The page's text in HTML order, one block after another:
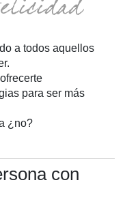
a todos aquellos
para ser más
¿no?
con